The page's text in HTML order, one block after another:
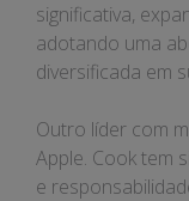
significativa,
adotando uma
diversificada em
Outro líder com
Apple. Cook tem
e